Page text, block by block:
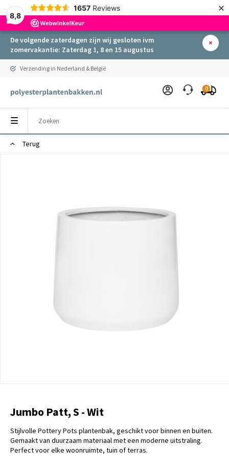
8,8
1657 Reviews ×
De volgende zaterdagen zijn wij gesloten ivm
zomervakantie: Zaterdag 1, 8 en 15 augustus
Verzending in Nederland & België
0
Terug
Jumbo Patt, S - Wit
Stijlvolle Pottery Pots plantenbak, geschikt voor binnen en buiten.
Gemaakt van duurzaam materiaal met een moderne uitstraling.
Perfect voor elke woonruimte, tuin of terras.